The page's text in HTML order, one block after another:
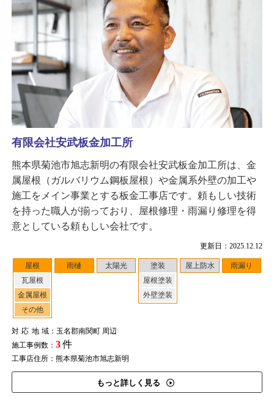
更新日：2025.12.12
屋根
瓦屋根
金属屋根
その他
雨樋 太陽光
塗装
屋根塗装
外壁塗装
屋上防水 雨漏り
対応地域：玉名郡南関町 周辺
施工事例数： 3件
工事店住所：熊本県菊池市旭志新明
もっと詳しく見る
有限会社安武板金加工所
熊本県菊池市旭志新明の有限会社安武板金加工所は、金
属屋根（ガルバリウム鋼板屋根）や金属系外壁の加工や
施工をメイン事業とする板金工事店です。頼もしい技術
を持った職人が揃っており、屋根修理・雨漏り修理を得
意としている頼もしい会社です。